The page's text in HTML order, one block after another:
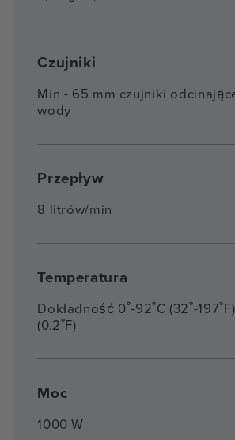
Czujniki
Min - 65 mm czujniki
wody
Przepływ
8 litrów/min
Temperatura
Dokładność 0˚-92˚C (32˚-
(0,2˚F)
Moc
1000 W